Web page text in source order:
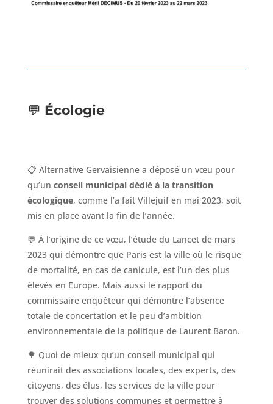
💬 Écologie
📋 Alternative Gervaisienne a déposé un vœu pour
qu’un conseil municipal dédié à la transition
écologique, comme l’a fait Villejuif en mai 2023, soit
mis en place avant la fin de l’année.
💬 À l’origine de ce vœu, l’étude du Lancet de mars
2023 qui démontre que Paris est la ville où le risque
de mortalité, en cas de canicule, est l’un des plus
élevés en Europe. Mais aussi le rapport du
commissaire enquêteur qui démontre l’absence
totale de concertation et le peu d’ambition
environnementale de la politique de Laurent Baron.
🌳 Quoi de mieux qu’un conseil municipal qui
réunirait des associations locales, des experts, des
citoyens, des élus, les services de la ville pour
trouver des solutions communes et permettre à